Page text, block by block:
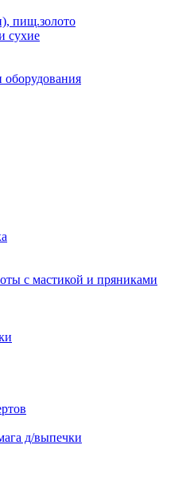
пищ.золото
сухие
с мастикой и пряниками
д/выпечки